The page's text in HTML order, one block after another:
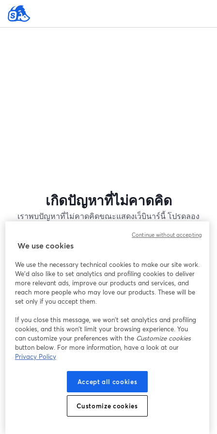
เกิดปัญหาที่ไม่คาดคิด
เราพบปัญหาที่ไม่คาดคิดขณะแสดงเว็บินาร์นี้ โปรดลอง
หากมีปัญหา
เปิดในแท็บใหม่
We use cookies
We use the necessary technical cookies to make our site work.
We'd also like to set analytics and profiling cookies to deliver
more relevant ads, improve our products and services, and
reach more people who may love our products. These will be
set only if you accept them.
If you close this message, we won’t set analytics and profiling
cookies, and this won’t limit your browsing experience. You
can customize your preferences with the Customize cookies
button below. For more information, have a look at our
Privacy Policy
Accept all cookies
Customize cookies
Continue without accepting